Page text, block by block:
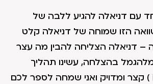
עם דניאלה להגיע ללבה של
הזו שמוחה של דניאלה קלט
– דניאלה הצליחה להבין מה עצר
בהצלחה, עשינו תהליך